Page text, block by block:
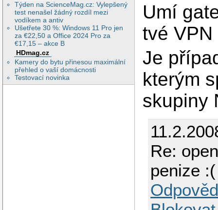
Týden na ScienceMag.cz: Vylepšený
test nenašel žádný rozdíl mezi
vodíkem a antiv
Ušetřete 30 %: Windows 11 Pro jen
za €22,50 a Office 2024 Pro za
€17,15 – akce B
HDmag.cz
Kamery do bytu přinesou maximální
přehled o vaší domácnosti
Testovací novinka
Umí
tvé
Je
kterým
skupiny
Re:
penize :(